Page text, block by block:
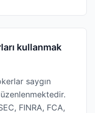
kullanmak
saygın
FINRA, FCA,